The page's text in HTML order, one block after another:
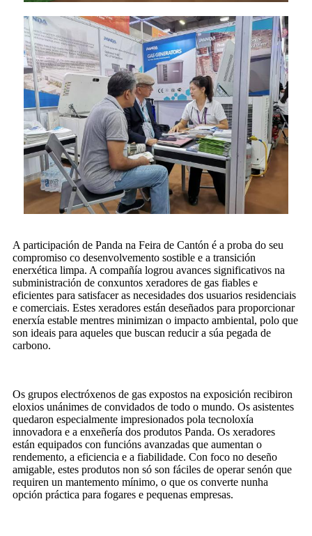
A participación de Panda na Feira de Cantón é a proba do seu
compromiso co desenvolvemento sostible e a transición
enerxética limpa. A compañía logrou avances significativos na
subministración de conxuntos xeradores de gas fiables e
eficientes para satisfacer as necesidades dos usuarios residenciais
e comerciais. Estes xeradores están deseñados para proporcionar
enerxía estable mentres minimizan o impacto ambiental, polo que
son ideais para aqueles que buscan reducir a súa pegada de
carbono.
Os grupos electróxenos de gas expostos na exposición recibiron
eloxios unánimes de convidados de todo o mundo. Os asistentes
quedaron especialmente impresionados pola tecnoloxía
innovadora e a enxeñería dos produtos Panda. Os xeradores
están equipados con funcións avanzadas que aumentan o
rendemento, a eficiencia e a fiabilidade. Con foco no deseño
amigable, estes produtos non só son fáciles de operar senón que
requiren un mantemento mínimo, o que os converte nunha
opción práctica para fogares e pequenas empresas.